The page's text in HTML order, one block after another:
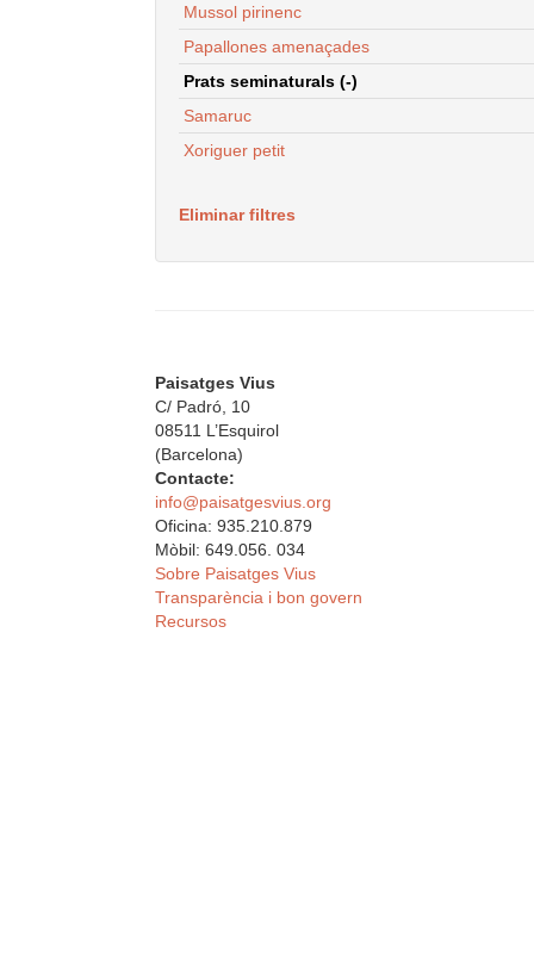
Mussol pirinenc
Papallones amenaçades
Prats seminaturals (-)
Samaruc
Xoriguer petit
Eliminar filtres
Paisatges Vius
C/ Padró, 10
08511 L’Esquirol
(Barcelona)
Contacte:
info@paisatgesvius.org
Oficina: 935.210.879
Mòbil: 649.056. 034
Sobre Paisatges Vius
Transparència i bon govern
Recursos